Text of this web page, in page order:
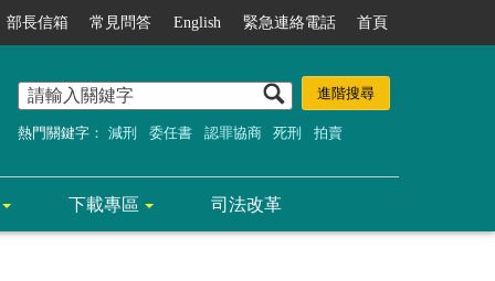
部長信箱 常見問答 English 緊急連絡電話 首頁
熱門關鍵字： 減刑 委任書 認罪協商 死刑 拍賣
下載專區 司法改革